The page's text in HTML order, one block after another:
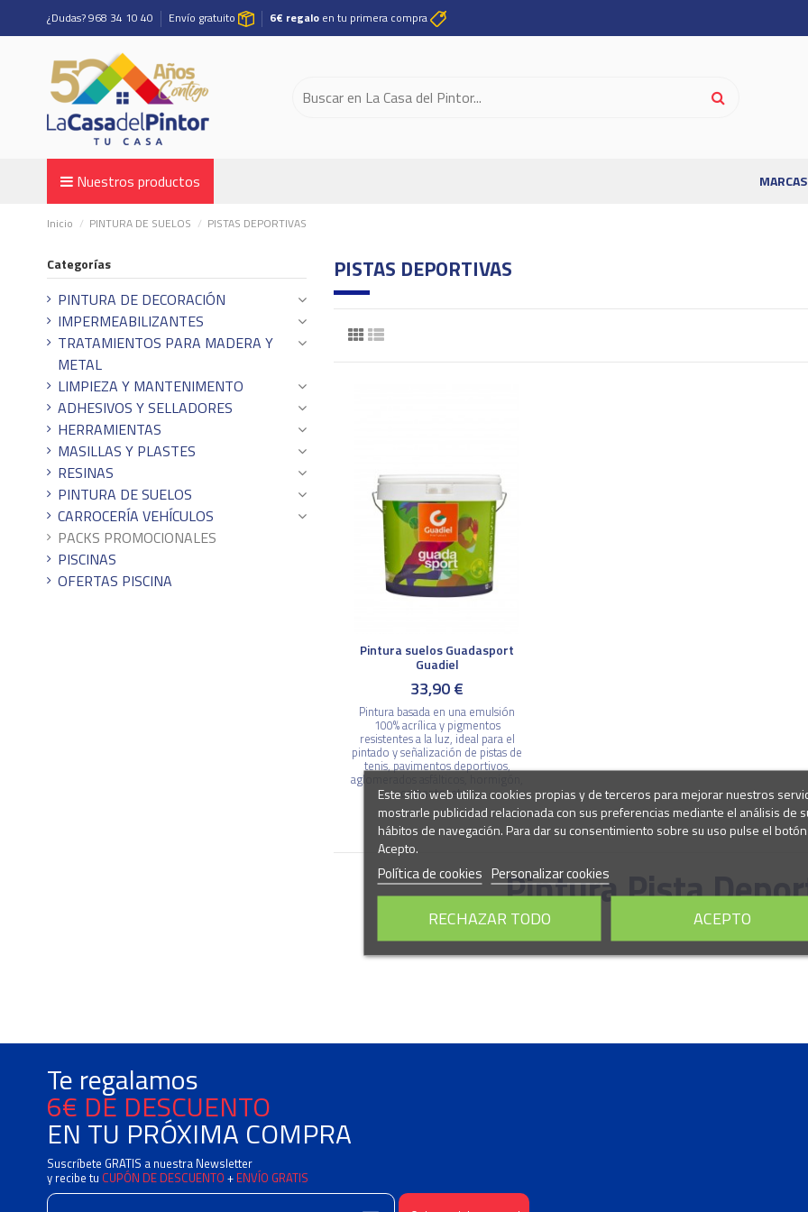
¿Dudas? 968 34 10 40 Envío gratuito 6€ regalo en tu primera compra
Nuestros productos MARCAS
Inicio PINTURA DE SUELOS PISTAS DEPORTIVAS
PISTAS DEPORTIVAS
Pintura suelos Guadasport
Guadiel
33,90 €
Pintura basada en una emulsión
100% acrílica y pigmentos
resistentes a la luz, ideal para el
pintado y señalización de pistas de
tenis, pavimentos deportivos,
aglomerados asfálticos, hormigón,
cemento, etc...
Pintura Pista
Categorías
PINTURA DE DECORACIÓN
IMPERMEABILIZANTES
TRATAMIENTOS PARA MADERA Y
METAL
LIMPIEZA Y MANTENIMENTO
ADHESIVOS Y SELLADORES
HERRAMIENTAS
MASILLAS Y PLASTES
RESINAS
PINTURA DE SUELOS
CARROCERÍA VEHÍCULOS
PACKS PROMOCIONALES
PISCINAS
OFERTAS PISCINA
Te regalamos
6€ DE DESCUENTO
EN TU PRÓXIMA COMPRA
Suscríbete GRATIS a nuestra Newsletter
y recibe tu CUPÓN DE DESCUENTO + ENVÍO GRATIS
Este sitio web utiliza cookies propias y de terceros para mejorar nuestros
mostrarle publicidad relacionada con sus preferencias mediante el análisis de
hábitos de navegación. Para dar su consentimiento sobre su uso pulse el botón
Acepto.
Política de cookies Personalizar cookies
RECHAZAR TODO ACEPTO